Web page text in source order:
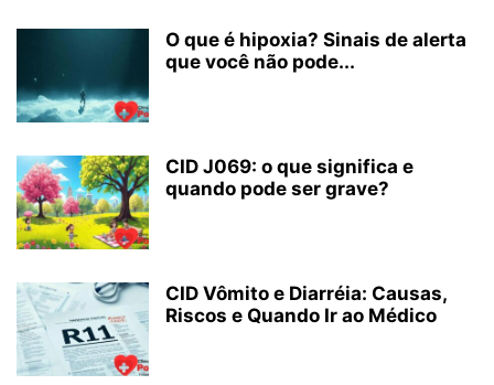
O que é hipoxia? Sinais de alerta
que você não pode...
CID J069: o que significa e
quando pode ser grave?
CID Vômito e Diarréia: Causas,
Riscos e Quando Ir ao Médico